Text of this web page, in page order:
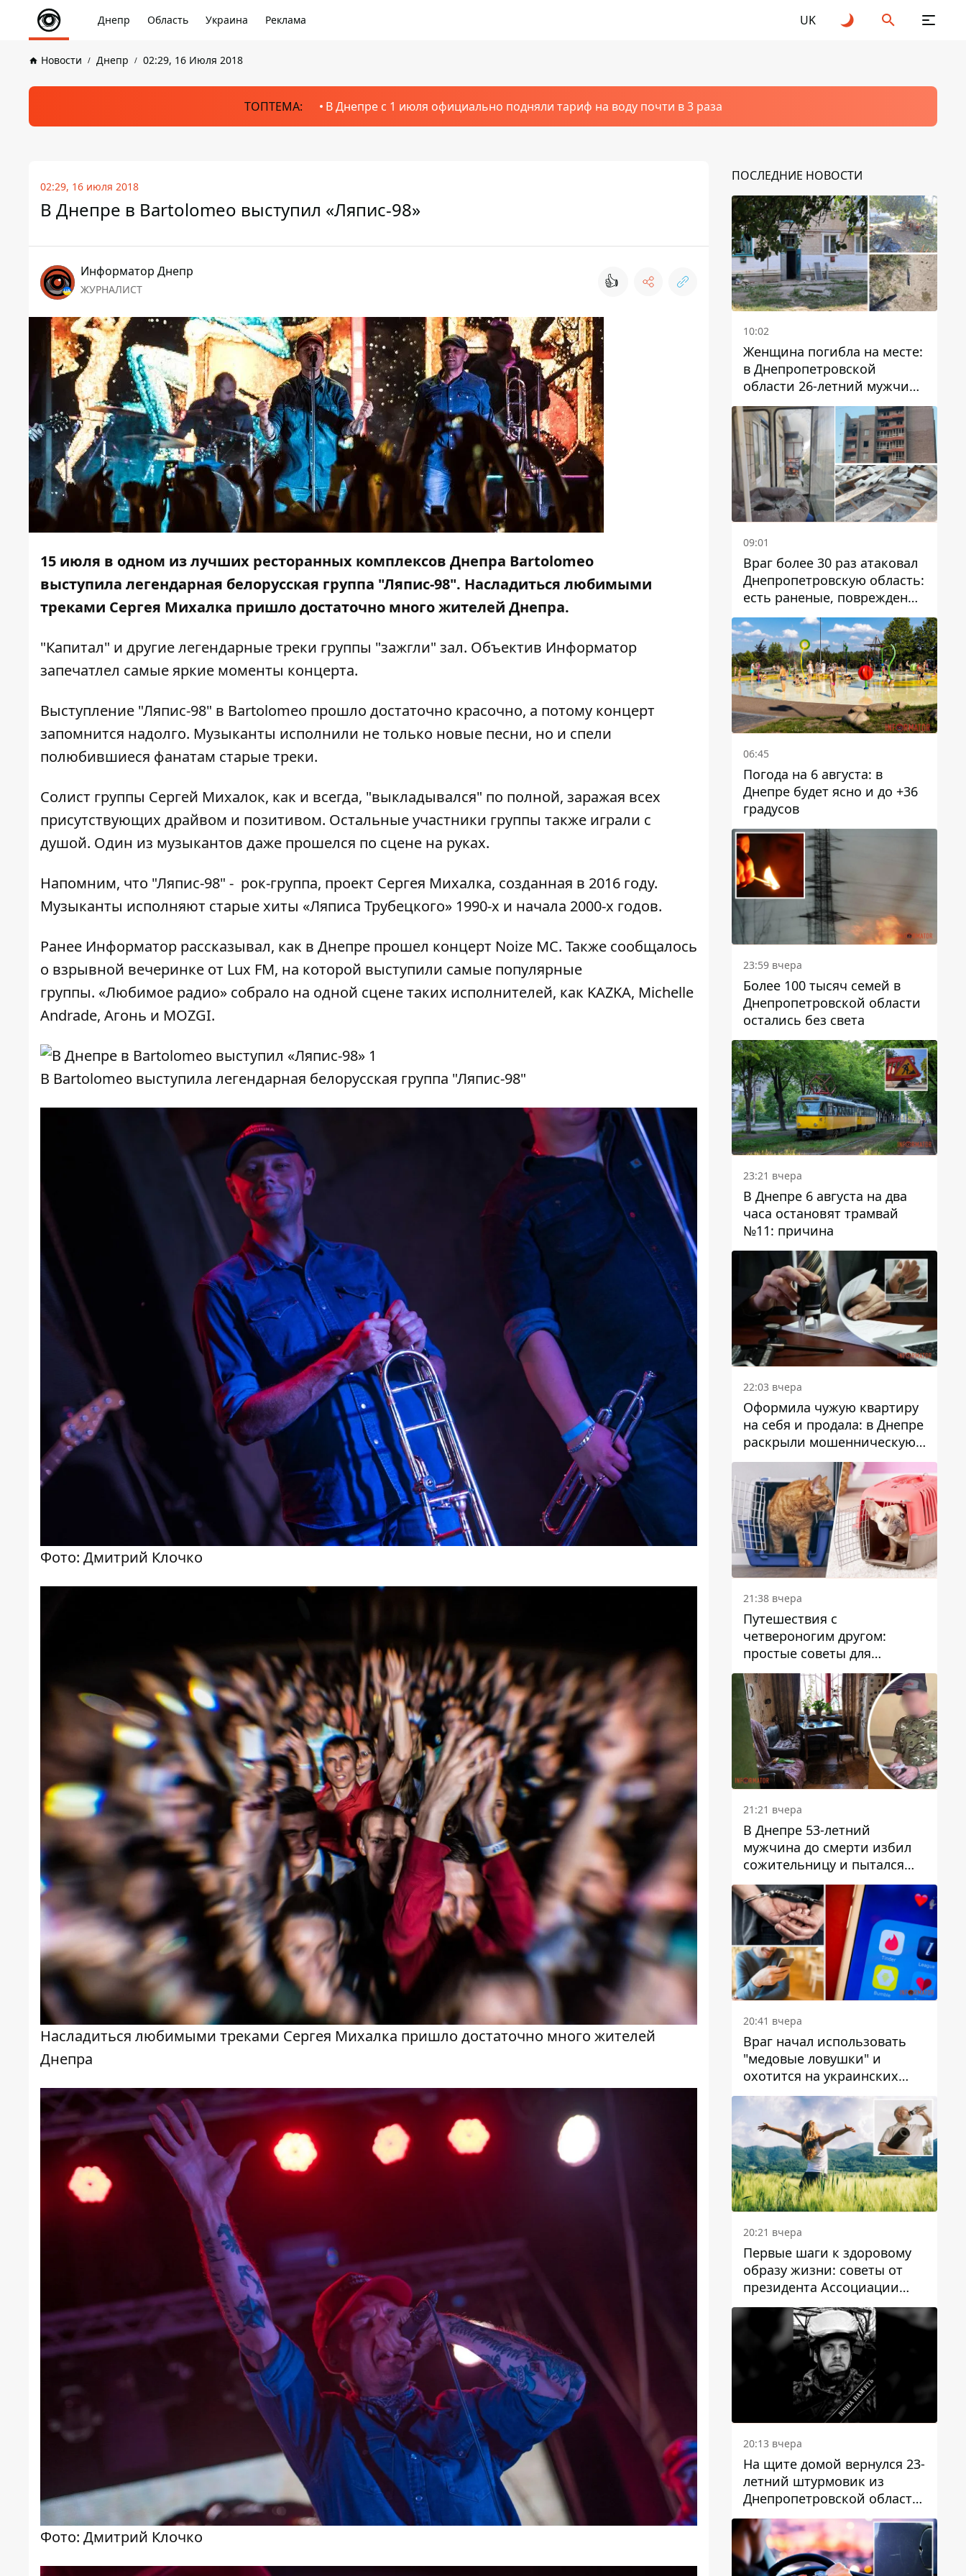
Днепр Область Украина Реклама UK
Новости Днепр 02:29, 16 Июля 2018
ТОПТЕМА: В Днепре с 1 июля официально подняли тариф на воду почти в 3 раза
02:29, 16 июля 2018
В Днепре в Bartolomeo выступил «Ляпис-98»
Информатор Днепр
ЖУРНАЛИСТ 👍
15 июля в одном из лучших ресторанных комплексов Днепра Bartolomeo
выступила легендарная белорусская группа "Ляпис-98". Насладиться любимыми
треками Сергея Михалка пришло достаточно много жителей Днепра.
"Капитал" и другие легендарные треки группы "зажгли" зал. Объектив Информатор
запечатлел самые яркие моменты концерта.
Выступление "Ляпис-98" в Bartolomeo прошло достаточно красочно, а потому концерт
запомнится надолго. Музыканты исполнили не только новые песни, но и спели
полюбившиеся фанатам старые треки.
Солист группы Сергей Михалок, как и всегда, "выкладывался" по полной, заражая всех
присутствующих драйвом и позитивом. Остальные участники группы также играли с
душой. Один из музыкантов даже прошелся по сцене на руках.
Напомним, что "Ляпис-98" - рок-группа, проект Сергея Михалка, созданная в 2016 году.
Музыканты исполняют старые хиты «Ляписа Трубецкого» 1990-х и начала 2000-х годов.
Ранее Информатор рассказывал, как в Днепре прошел концерт Noize MC. Также сообщалось
о взрывной вечеринке от Lux FM, на которой выступили самые популярные
группы. «Любимое радио» собрало на одной сцене таких исполнителей, как KAZKA, Michelle
Andrade, Агонь и MOZGI.
В Bartolomeo выступила легендарная белорусская группа "Ляпис-98"
Фото: Дмитрий Клочко
Насладиться любимыми треками Сергея Михалка пришло достаточно много жителей
Днепра
Фото: Дмитрий Клочко
ПОСЛЕДНИЕ НОВОСТИ
10:02
Женщина погибла на месте:
в Днепропетровской
области 26-летний мужчина
избил трех человек
металлическим предметом
09:01
Враг более 30 раз атаковал
Днепропетровскую область:
есть раненые, повреждены
лицей, дома и предприятия
06:45
Погода на 6 августа: в
Днепре будет ясно и до +36
градусов
23:59 вчера
Более 100 тысяч семей в
Днепропетровской области
остались без света
23:21 вчера
В Днепре 6 августа на два
часа остановят трамвай
№11: причина
22:03 вчера
Оформила чужую квартиру
на себя и продала: в Днепре
раскрыли мошенническую
схему с недвижимостью
21:38 вчера
Путешествия с
четвероногим другом:
простые советы для
поездок с животными
21:21 вчера
В Днепре 53-летний
мужчина до смерти избил
сожительницу и пытался
скрыть преступление:
детали
20:41 вчера
Враг начал использовать
"медовые ловушки" и
охотится на украинских
военнослужащих
20:21 вчера
Первые шаги к здоровому
образу жизни: советы от
президента Ассоциации
диетологов Украины
20:13 вчера
На щите домой вернулся 23-
летний штурмовик из
Днепропетровской области
Богдан Бескровный